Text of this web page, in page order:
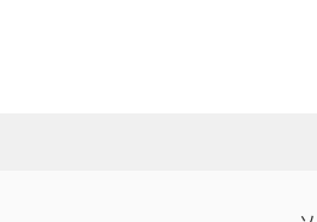
ダウンロード
（日